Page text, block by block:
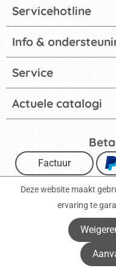
Actuele catalogi
Servicehotline
Info &
Service
Factuur
Impressum
Algemene
Deze website maakt
ervaring te